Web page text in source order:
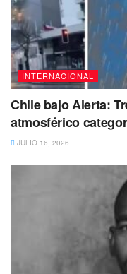
INTERNACIONAL
Chile bajo Alerta:
atmosférico
JULIO 16, 2026